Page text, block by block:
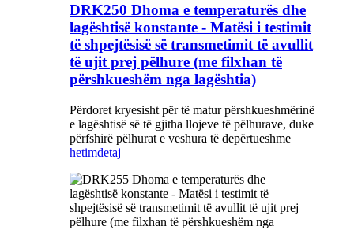
DRK250 Dhoma e temperaturës dhe
lagështisë konstante - Matësi i testimit
të shpejtësisë së transmetimit të avullit
të ujit prej pëlhure (me filxhan të
përshkueshëm nga lagështia)
Përdoret kryesisht për të matur përshkueshmërinë
e lagështisë së të gjitha llojeve të pëlhurave, duke
përfshirë pëlhurat e veshura të depërtueshme
hetimdetaj